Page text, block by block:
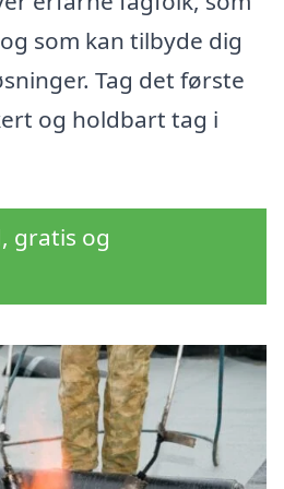
som kan tilbyde dig
Tag det første
og holdbart tag i
gratis og